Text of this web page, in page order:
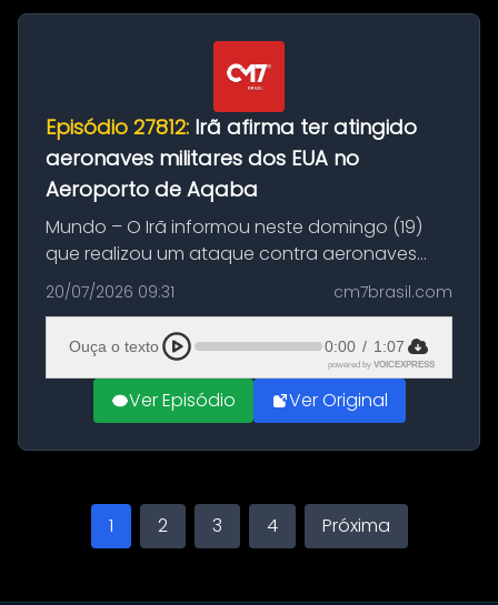
Episódio 27812: Irã afirma ter atingido
aeronaves militares dos EUA no
Aeroporto de Aqaba
Mundo – O Irã informou neste domingo (19)
que realizou um ataque contra aeronaves
militares dos Estados Unidos estacionadas no
Aeroporto de Aqaba, na Jordânia, durante a
21ª fase da Operação Nasr 2. A...
20/07/2026 09:31 cm7brasil.com
Ouça o texto 0:00 / 1:07
powered by VOICEXPRESS
Ver Episódio Ver Original
1 2 3 4 Próxima